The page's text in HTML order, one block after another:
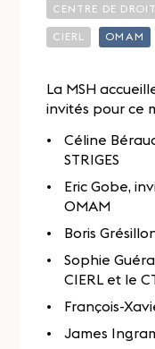
CENTRE DE
CIERL OMAM
La MSH
invités pour ce
Céline
STRIGES
Eric Gobe,
OMAM
Boris
Sophie
CIERL et le
François-
James